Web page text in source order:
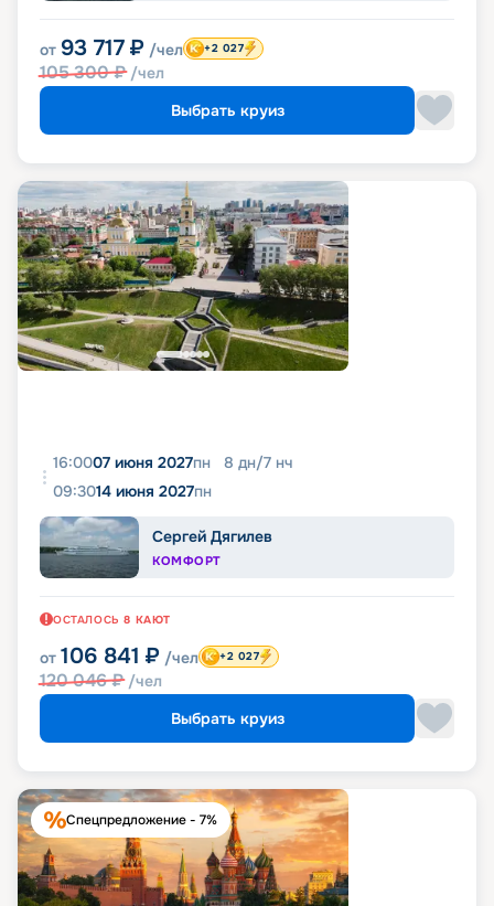
от 93 717 ₽ /чел
105 300₽ /чел
+2 027
Выбрать круиз
16:0007 июня 2027пн 8 дн/7 нч
09:3014 июня 2027пн
Сергей Дягилев
КОМФОРТ
ОСТАЛОСЬ 8 КАЮТ
от 106 841 ₽ /чел
120 046₽ /чел
+2 027
Выбрать круиз
Спецпредложение - 7%